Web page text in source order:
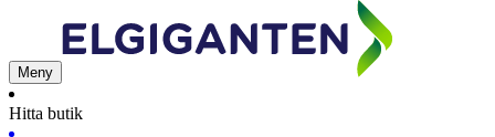
Meny
Hitta butik